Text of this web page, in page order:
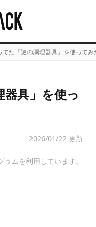
た「謎の調理器具」を使って
具」を使っ
2026/01/22 更新
ムを利用しています。